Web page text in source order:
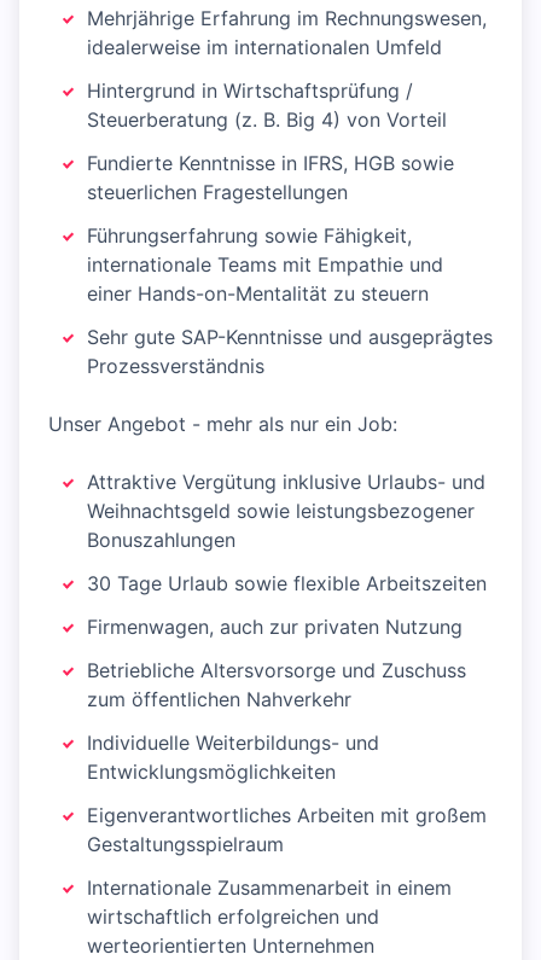
Mehrjährige Erfahrung im Rechnungswesen,
idealerweise im internationalen Umfeld
Hintergrund in Wirtschaftsprüfung /
Steuerberatung (z. B. Big 4) von Vorteil
Fundierte Kenntnisse in IFRS, HGB sowie
steuerlichen Fragestellungen
Führungserfahrung sowie Fähigkeit,
internationale Teams mit Empathie und
einer Hands-on-Mentalität zu steuern
Sehr gute SAP-Kenntnisse und ausgeprägtes
Prozessverständnis
Unser Angebot - mehr als nur ein Job:
Attraktive Vergütung inklusive Urlaubs- und
Weihnachtsgeld sowie leistungsbezogener
Bonuszahlungen
30 Tage Urlaub sowie flexible Arbeitszeiten
Firmenwagen, auch zur privaten Nutzung
Betriebliche Altersvorsorge und Zuschuss
zum öffentlichen Nahverkehr
Individuelle Weiterbildungs- und
Entwicklungsmöglichkeiten
Eigenverantwortliches Arbeiten mit großem
Gestaltungsspielraum
Internationale Zusammenarbeit in einem
wirtschaftlich erfolgreichen und
werteorientierten Unternehmen